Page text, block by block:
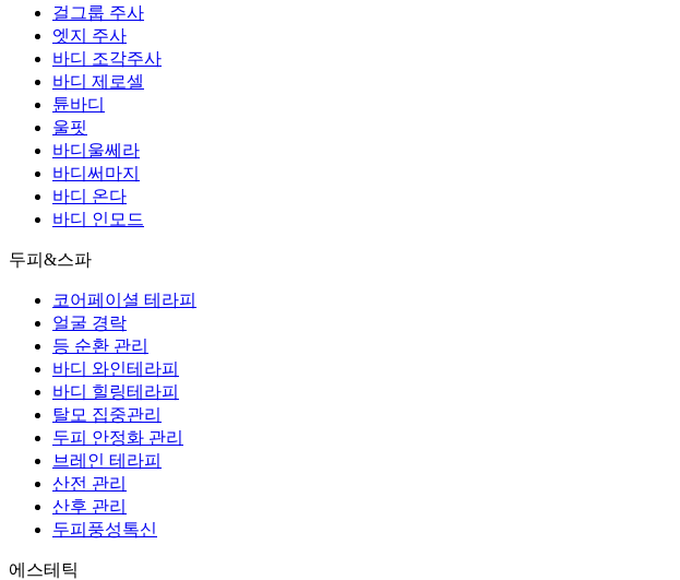
걸그룹 주사
엣지 주사
바디 조각주사
바디 제로셀
튠바디
울핏
바디울쎄라
바디써마지
바디 온다
바디 인모드
두피&스파
코어페이셜 테라피
얼굴 경락
등 순환 관리
바디 와인테라피
바디 힐링테라피
탈모 집중관리
두피 안정화 관리
브레인 테라피
산전 관리
산후 관리
두피풍성톡신
에스테틱